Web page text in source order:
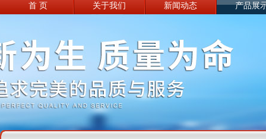
首 页 关于我们 新闻动态 产品展